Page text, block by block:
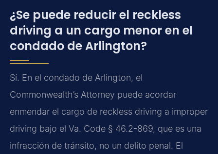
¿Se puede reducir el reckless
driving a un cargo menor en el
condado de Arlington?
Sí. En el condado de Arlington, el
Commonwealth’s Attorney puede acordar
enmendar el cargo de reckless driving a improper
driving bajo el Va. Code § 46.2-869, que es una
infracción de tránsito, no un delito penal. El